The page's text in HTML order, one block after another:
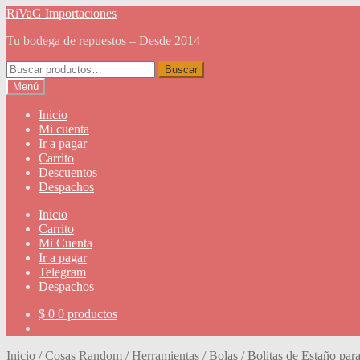
Ir
la
Ir
contenido
RiVaG Importaciones
Tu bodega de repuestos – Desde 2014
Buscar
por:
Buscar
Menú
Inicio
Mi cuenta
Ir a pagar
Carrito
Descuentos
Despachos
Inicio
Carrito
Mi Cuenta
Ir a pagar
Telegram
Despachos
$ 0 0 productos
Inicio /Cosas Random /Herramientas /Bolas / Bolitas de Estaño